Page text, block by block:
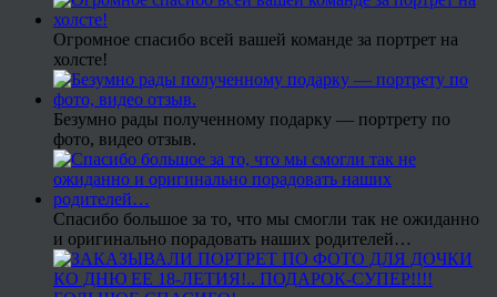
Огромное спасибо всей вашей команде за портрет на
холсте!
Безумно рады полученному подарку — портрету по
фото, видео отзыв.
Спасибо большое за то, что мы смогли так не ожиданно
и оригинально порадовать наших родителей…